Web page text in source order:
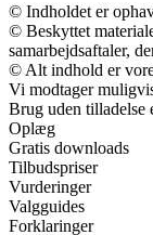
© Indholdet er
© Beskyttet
samarbejdsaftaler,
© Alt indhold er
Vi modtager
Brug uden tilladelse
Oplæg
Gratis downloads
Tilbudspriser
Vurderinger
Valgguides
Forklaringer